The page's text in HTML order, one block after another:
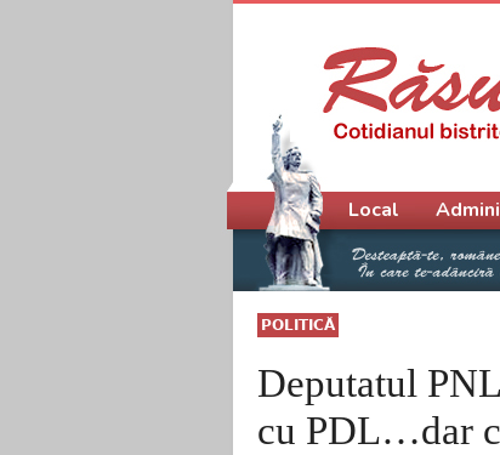
POLITICĂ
Deputatul
cu PDL…dar
Meniu principal
Local